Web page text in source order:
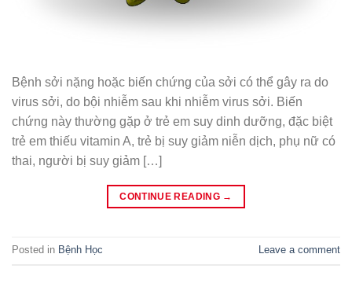
Bệnh sởi nặng hoặc biến chứng của sởi có thể gây ra do
virus sởi, do bội nhiễm sau khi nhiễm virus sởi. Biến
chứng này thường gặp ở trẻ em suy dinh dưỡng, đặc biệt
trẻ em thiếu vitamin A, trẻ bị suy giảm niễn dịch, phụ nữ có
thai, người bị suy giảm […]
CONTINUE READING →
Posted in Bệnh Học Leave a comment